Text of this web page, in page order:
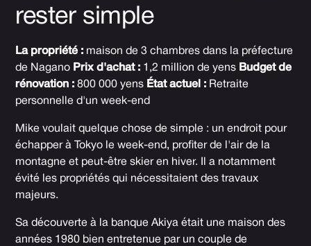
rester simple
La propriété : maison de 3 chambres dans la préfecture
de Nagano Prix d'achat : 1,2 million de yens Budget de
rénovation : 800 000 yens État actuel : Retraite
personnelle d'un week-end
Mike voulait quelque chose de simple : un endroit pour
échapper à Tokyo le week-end, profiter de l'air de la
montagne et peut-être skier en hiver. Il a notamment
évité les propriétés qui nécessitaient des travaux
majeurs.
Sa découverte à la banque Akiya était une maison des
années 1980 bien entretenue par un couple de